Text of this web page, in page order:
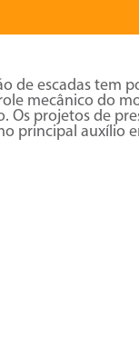
de escadas tem
mecânico do
Os projetos de
principal auxílio